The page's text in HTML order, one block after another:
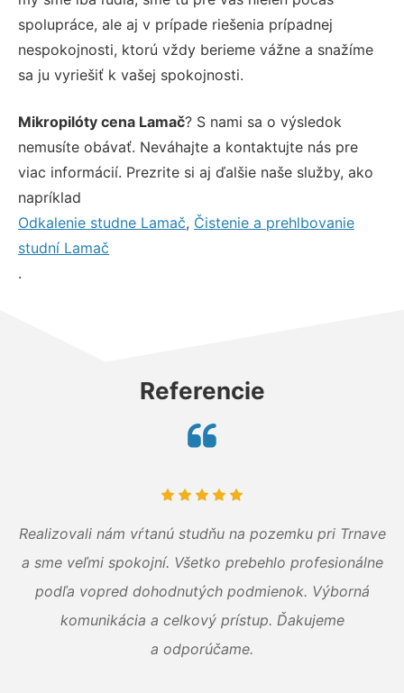
spolupráce, ale aj v prípade riešenia prípadnej
nespokojnosti, ktorú vždy berieme vážne a snažíme
sa ju vyriešiť k vašej spokojnosti.
Mikropilóty cena Lamač? S nami sa o výsledok
nemusíte obávať. Neváhajte a kontaktujte nás pre
viac informácií. Prezrite si aj ďalšie naše služby, ako
napríklad
Odkalenie studne Lamač, Čistenie a prehlbovanie
studní Lamač
.
Referencie
Realizovali nám vŕtanú studňu na pozemku pri Trnave
a sme veľmi spokojní. Všetko prebehlo profesionálne
podľa vopred dohodnutých podmienok. Výborná
komunikácia a celkový prístup. Ďakujeme
a odporúčame.